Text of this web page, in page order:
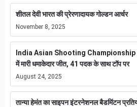
शीतल देवी भारत की प्रेरणादायक गोल्डन आर्चर
November 8, 2025
India Asian Shooting Championship
में मारी धमाकेदार जीत, 41 पदक के साथ टॉप पर
August 24, 2025
तान्या हेमंत का साइपन इंटरनेशनल बैडमिंटन